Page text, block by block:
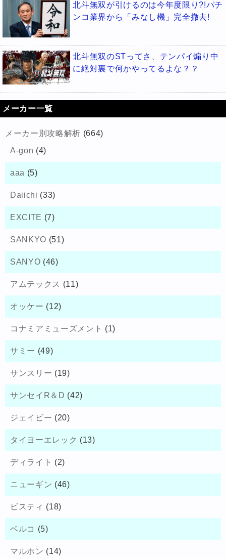
北斗無双が引けるのは今年度限り?!パチ
ンコ業界から「みなし機」完全撤去!
北斗無双のSTってさ、テンパイ煽り中
に絶対裏で何かやってるよな？？
メーカー一覧
メーカー別攻略解析 (664)
A-gon (4)
aaa (5)
Daiichi (33)
EXCITE (7)
SANKYO (51)
SANYO (46)
アムテックス (11)
オッケー (12)
コナミアミューズメント (1)
サミー (49)
サンスリー (19)
サンセイR＆D (42)
ジェイビー (20)
タイヨーエレック (13)
ディライト (2)
ニューギン (46)
ビスティ (18)
ベルコ (5)
マルホン (14)